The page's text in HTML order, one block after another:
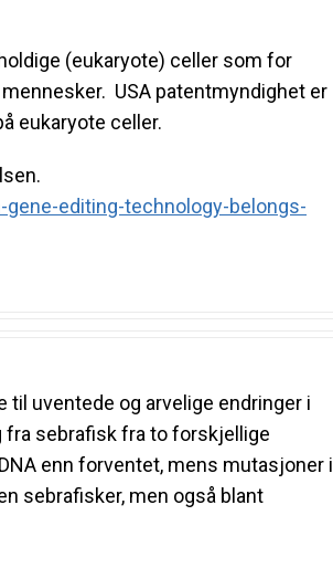
(eukaryote) celler som for
USA patentmyndighet er
eukaryote celler.
gene-editing-technology-belongs-
til uventede og arvelige endringer i
fra sebrafisk fra to forskjellige
enn forventet, mens mutasjoner i
sebrafisker, men også blant